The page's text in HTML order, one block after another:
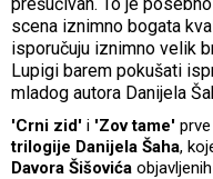
scena iznimno bogata
isporučuju iznimno velik
Lupigi barem pokušati
mladog autora Danijela
'Crni zid' i 'Zov tame'
trilogije Danijela Šaha,
Davora Šišovića